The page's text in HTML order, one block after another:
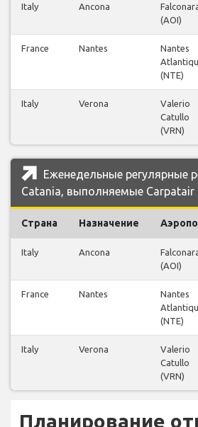
Italy Ancona
(AOI)
France Nantes
Nantes
(NTE)
Italy Verona
Valerio
Catullo
(VRN)
Еженедельные регулярные
Catania, выполняемые Carpatair
Страна Назначение
Italy Ancona
(AOI)
France Nantes
Nantes
(NTE)
Italy Verona
Valerio
Catullo
(VRN)
Планирование